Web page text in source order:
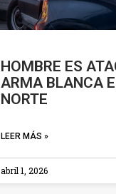
HOMBRE ES
ARMA BLANCA
NORTE
LEER MÁS »
abril 1, 2026